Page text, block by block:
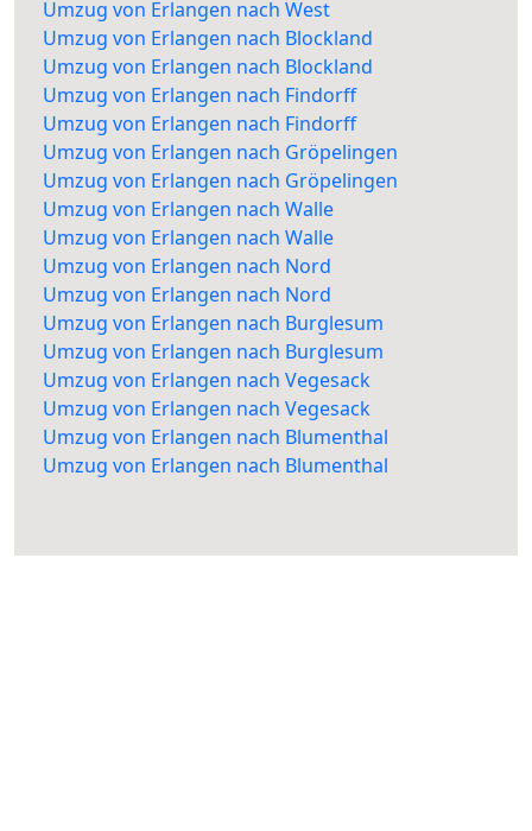
Umzug von Erlangen nach West
Umzug von Erlangen nach Blockland
Umzug von Erlangen nach Blockland
Umzug von Erlangen nach Findorff
Umzug von Erlangen nach Findorff
Umzug von Erlangen nach Gröpelingen
Umzug von Erlangen nach Gröpelingen
Umzug von Erlangen nach Walle
Umzug von Erlangen nach Walle
Umzug von Erlangen nach Nord
Umzug von Erlangen nach Nord
Umzug von Erlangen nach Burglesum
Umzug von Erlangen nach Burglesum
Umzug von Erlangen nach Vegesack
Umzug von Erlangen nach Vegesack
Umzug von Erlangen nach Blumenthal
Umzug von Erlangen nach Blumenthal